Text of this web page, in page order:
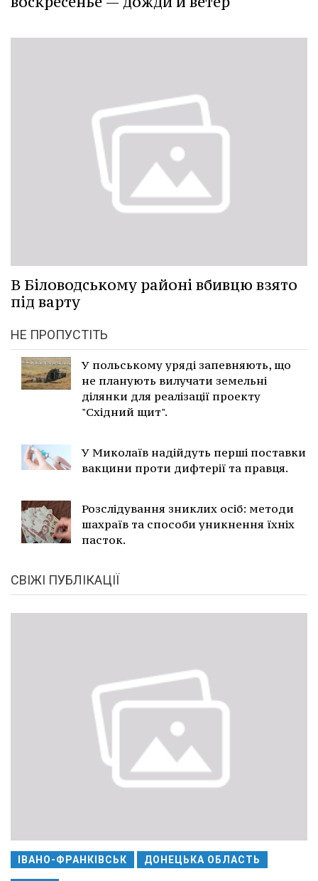
В Біловодському районі вбивцю взято
під варту
НЕ ПРОПУСТІТЬ
У польському уряді запевняють, що
не планують вилучати земельні
ділянки для реалізації проекту
"Східний щит".
У Миколаїв надійдуть перші поставки
вакцини проти дифтерії та правця.
Розслідування зниклих осіб: методи
шахраїв та способи уникнення їхніх
пасток.
СВІЖІ ПУБЛІКАЦІЇ
ІВАНО-ФРАНКІВСЬК ДОНЕЦЬКА ОБЛАСТЬ